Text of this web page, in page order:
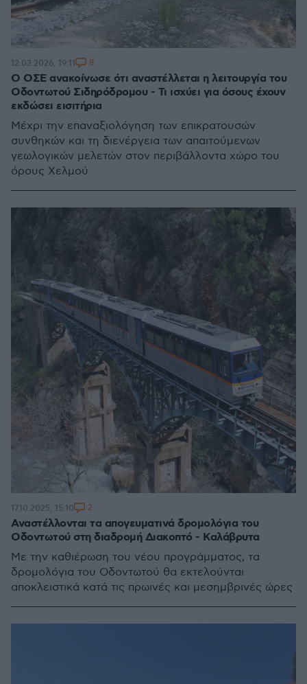
Ο ΟΣΕ ανακοίνωσε ότι αναστέλλεται η λειτουργία του
Οδοντωτού Σιδηρόδρομου - Τι ισχύει για όσους έχουν
εκδώσει εισιτήρια
Μέχρι την επαναξιολόγηση των επικρατουσών
συνθηκών και τη διενέργεια των απαιτούμενων
γεωλογικών μελετών στον περιβάλλοντα χώρο του
όρους Χελμού
12.03.2026, 19:11 8
Αναστέλλονται τα απογευματινά δρομολόγια του
Οδοντωτού στη διαδρομή Διακοπτό - Καλάβρυτα
Με την καθιέρωση του νέου προγράμματος, τα
δρομολόγια του Οδοντωτού θα εκτελούνται
αποκλειστικά κατά τις πρωινές και μεσημβρινές ώρες
17.10.2025, 15:10 2